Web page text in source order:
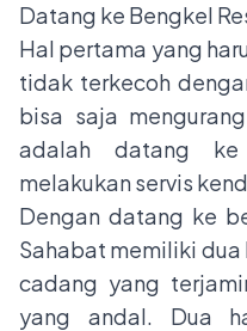
Datang ke Bengkel
Hal pertama yang
tidak terkecoh
bisa saja
adalah datang
melakukan servis
Dengan datang ke
Sahabat memiliki dua
cadang yang
yang andal. Dua